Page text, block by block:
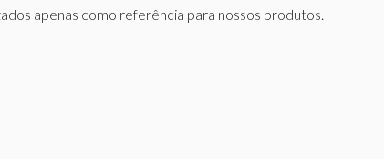
apenas como referência para nossos produtos.